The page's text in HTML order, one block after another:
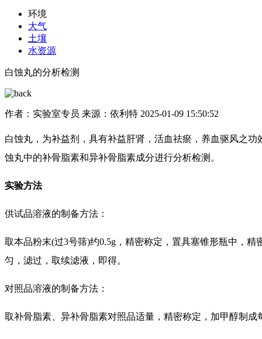
环境
大气
土壤
水资源
白蚀丸的分析检测
作者：实验室专员 来源：依利特 2025-01-09 15:50:52
白蚀丸，为补益剂，具有补益肝肾，活血祛瘀，养血驱风之功
蚀丸中的补骨脂素和异补骨脂素成分进行分析检测。
实验方法
供试品溶液的制备方法：
取本品粉末(过3号筛)约0.5g，精密称定，置具塞锥形瓶中，
匀，滤过，取续滤液，即得。
对照品溶液的制备方法：
取补骨脂素、异补骨脂素对照品适量，精密称定，加甲醇制成